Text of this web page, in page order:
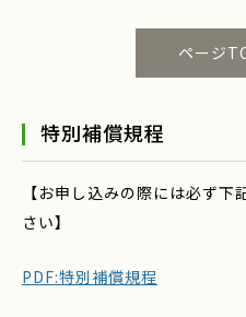
ページ
特別補償規程
【お申し込みの際には必ず
さい】
PDF:特別補償規程